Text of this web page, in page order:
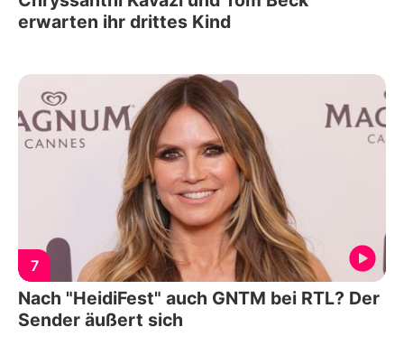
erwarten ihr drittes Kind
7
Nach "HeidiFest" auch GNTM bei RTL? Der
Sender äußert sich